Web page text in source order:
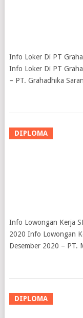
Info Loker Di PT
Info Loker Di PT
– PT. Grahadhika
Info Lowongan Kerja
2020 Info Lowongan
Desember 2020 – PT.